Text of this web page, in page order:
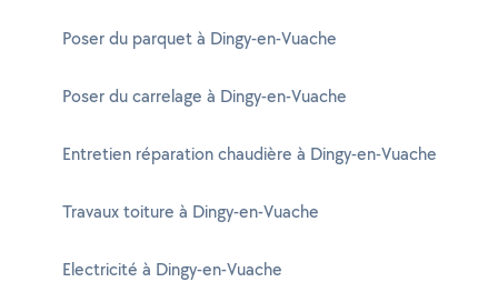
Poser du parquet à Dingy-en-Vuache
Poser du carrelage à Dingy-en-Vuache
Entretien réparation chaudière à Dingy-en-Vuache
Travaux toiture à Dingy-en-Vuache
Electricité à Dingy-en-Vuache